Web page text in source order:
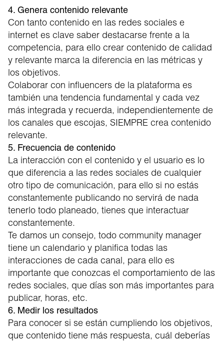
4. Genera contenido relevante
Con tanto contenido en las redes sociales e
internet es clave saber destacarse frente a la
competencia, para ello crear contenido de calidad
y relevante marca la diferencia en las métricas y
los objetivos.
Colaborar con influencers de la plataforma es
también una tendencia fundamental y cada vez
más integrada y recuerda, independientemente de
los canales que escojas, SIEMPRE crea contenido
relevante.
5. Frecuencia de contenido
La interacción con el contenido y el usuario es lo
que diferencia a las redes sociales de cualquier
otro tipo de comunicación, para ello si no estás
constantemente publicando no servirá de nada
tenerlo todo planeado, tienes que interactuar
constantemente.
Te damos un consejo, todo community manager
tiene un calendario y planifica todas las
interacciones de cada canal, para ello es
importante que conozcas el comportamiento de las
redes sociales, que días son más importantes para
publicar, horas, etc.
6. Medir los resultados
Para conocer si se están cumpliendo los objetivos,
que contenido tiene más respuesta, cuál deberías